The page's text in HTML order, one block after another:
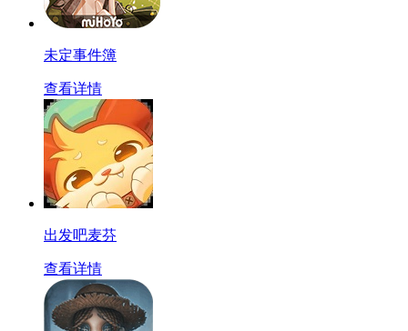
未定事件簿
查看详情
出发吧麦芬
查看详情